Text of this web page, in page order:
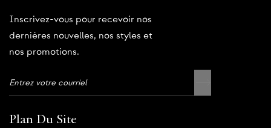
Inscrivez-vous pour recevoir nos
dernières nouvelles, nos styles et
nos promotions.
Plan Du Site